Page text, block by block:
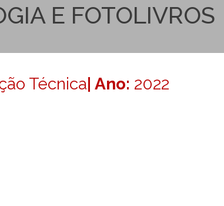
E FOTOLIVROS
Técnica| Ano: 2022